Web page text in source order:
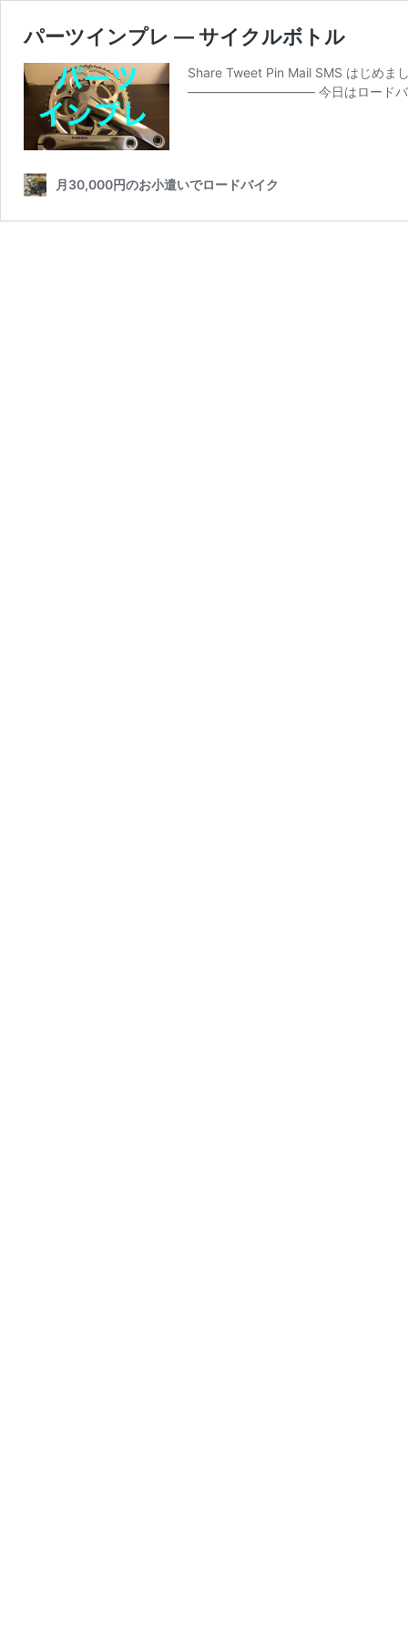
パーツインプレ ― サイクルボトル
Share Tweet Pin Mail SMS はじめま
—————————— 今日はロードバイ
月30,000円のお小遣いでロードバイク